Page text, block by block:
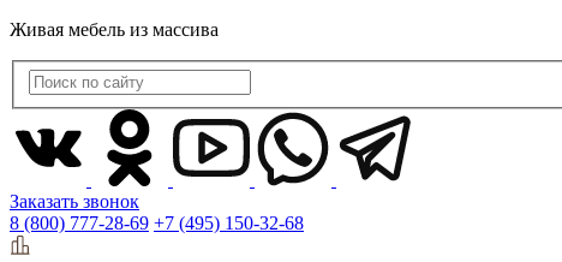
Живая мебель из массива
Заказать звонок
8 (800) 777-28-69 +7 (495) 150-32-68